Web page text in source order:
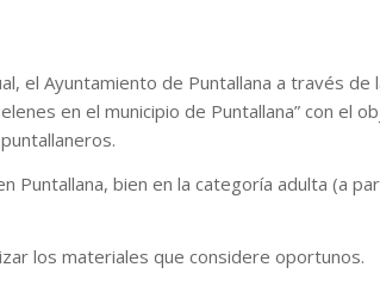
el Ayuntamiento de Puntallana a través de
en el municipio de Puntallana” con el
Puntallana, bien en la categoría adulta (a
los materiales que considere oportunos.